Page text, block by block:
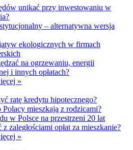
unikać przy inwestowaniu w
– alternatywna wersja
ekologicznych w firmach
na ogrzewaniu, energii
i innych opłatach?
»
ratę kredytu hipotecznego?
Polacy mieszkają z rodzicami?
w Polsce na przestrzeni 20 lat
zaległościami opłat za mieszkanie?
»